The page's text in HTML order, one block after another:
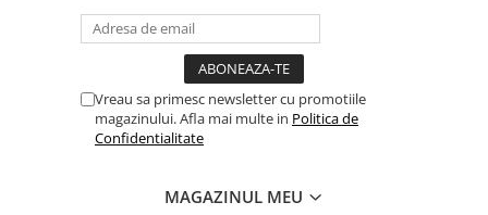
Vreau sa primesc newsletter cu promotiile
magazinului. Afla mai multe in Politica de
Confidentialitate
MAGAZINUL MEU